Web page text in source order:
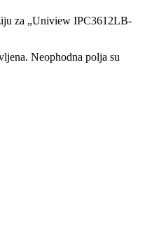
za „Uniview IPC3612LB-
Neophodna polja su